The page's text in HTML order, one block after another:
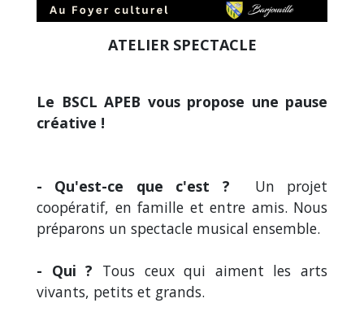
ATELIER SPECTACLE
Le BSCL APEB vous propose une pause
créative !
- Qu'est-ce que c'est ?
Un projet
coopératif, en famille et entre amis. Nous
préparons un spectacle musical ensemble.
- Qui ? Tous ceux qui aiment les arts
vivants, petits et grands.